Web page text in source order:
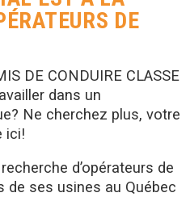
DE
DE CONDUIRE CLASSE
dans un
Ne cherchez plus, votre
ici!
d’opérateurs de
de ses usines au Québec